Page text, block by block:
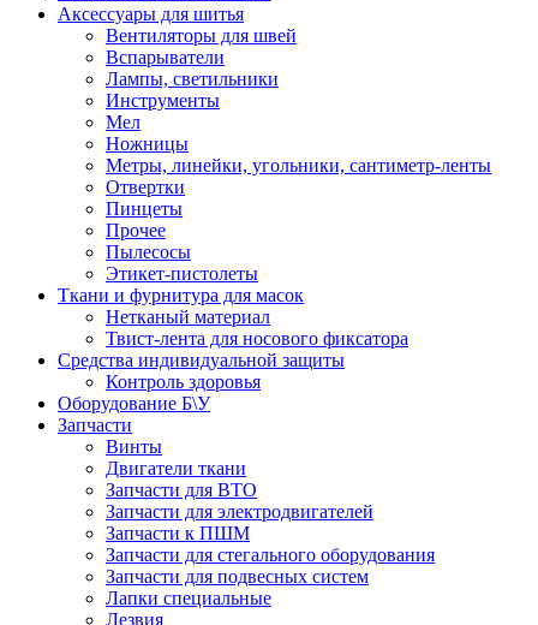
Аксессуары для шитья
Вентиляторы для швей
Вспарыватели
Лампы, светильники
Инструменты
Мел
Ножницы
Метры, линейки, угольники, сантиметр-ленты
Отвертки
Пинцеты
Прочее
Пылесосы
Этикет-пистолеты
Ткани и фурнитура для масок
Нетканый материал
Твист-лента для носового фиксатора
Средства индивидуальной защиты
Контроль здоровья
Оборудование Б\У
Запчасти
Винты
Двигатели ткани
Запчасти для ВТО
Запчасти для электродвигателей
Запчасти к ПШМ
Запчасти для стегального оборудования
Запчасти для подвесных систем
Лапки специальные
Лезвия